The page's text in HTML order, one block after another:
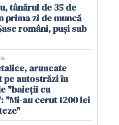
tânărul de 35 de
prima zi de muncă
români, puși sub
aruncate
autostrăzi în
"baieții cu
"Mi-au cerut 1200 lei